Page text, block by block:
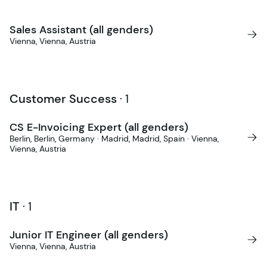
Sales Assistant (all genders)
Vienna, Vienna, Austria
Customer Success · 1
CS E-Invoicing Expert (all genders)
Berlin, Berlin, Germany · Madrid, Madrid, Spain · Vienna,
Vienna, Austria
IT · 1
Junior IT Engineer (all genders)
Vienna, Vienna, Austria